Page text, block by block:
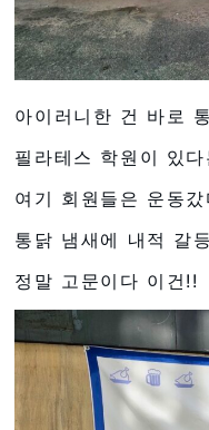
아이러니한 건 바로
필라테스 학원이 있
여기 회원들은 운동
통닭 냄새에 내적 갈
정말 고문이다 이건!!